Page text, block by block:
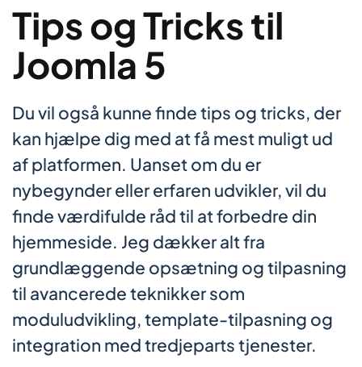
Tips og Tricks til
Joomla 5
Du vil også kunne finde tips og tricks, der
kan hjælpe dig med at få mest muligt ud
af platformen. Uanset om du er
nybegynder eller erfaren udvikler, vil du
finde værdifulde råd til at forbedre din
hjemmeside. Jeg dækker alt fra
grundlæggende opsætning og tilpasning
til avancerede teknikker som
moduludvikling, template-tilpasning og
integration med tredjeparts tjenester.